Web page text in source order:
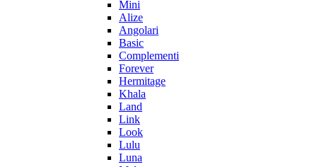
Mini
Alize
Angolari
Basic
Complementi
Forever
Hermitage
Khala
Land
Link
Look
Lulu
Luna